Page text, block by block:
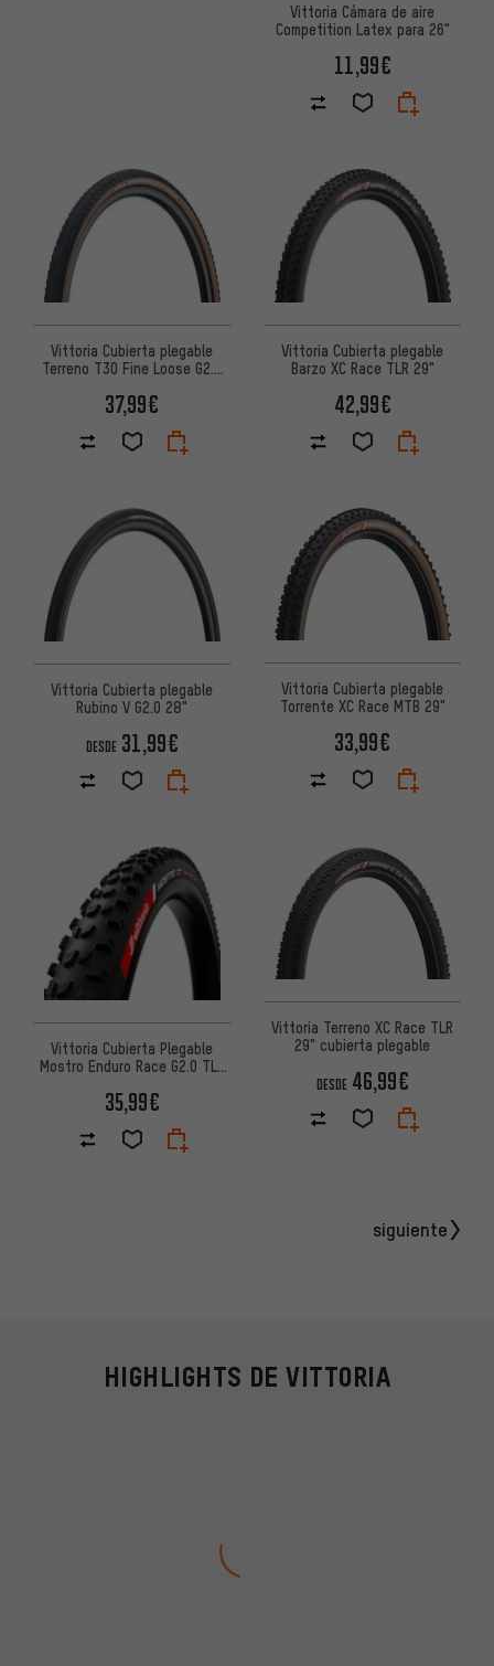
Vittoria Cámara de aire
Competition Latex para 26"
11,99€
Vittoria Cubierta plegable
Terreno T30 Fine Loose G2.0
37,99€
Vittoria Cubierta plegable
Barzo XC Race TLR 29"
42,99€
Vittoria Cubierta plegable
Rubino V G2.0 28"
DESDE 31,99€
Vittoria Cubierta plegable
Torrente XC Race MTB 29"
33,99€
Vittoria Cubierta Plegable
Mostro Enduro Race G2.0 TLR
35,99€
Vittoria Terreno XC Race TLR
29" cubierta plegable
DESDE 46,99€
siguiente
HIGHLIGHTS DE VITTORIA